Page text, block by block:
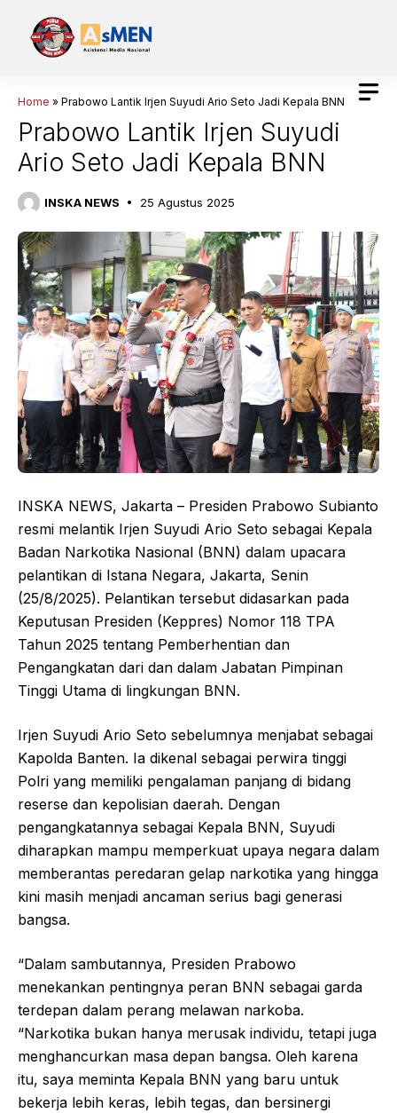
Home » Prabowo Lantik Irjen Suyudi Ario Seto Jadi Kepala BNN
Prabowo Lantik Irjen Suyudi
Ario Seto Jadi Kepala BNN
INSKA NEWS 25 Agustus 2025
INSKA NEWS, Jakarta – Presiden Prabowo Subianto
resmi melantik Irjen Suyudi Ario Seto sebagai Kepala
Badan Narkotika Nasional (BNN) dalam upacara
pelantikan di Istana Negara, Jakarta, Senin
(25/8/2025). Pelantikan tersebut didasarkan pada
Keputusan Presiden (Keppres) Nomor 118 TPA
Tahun 2025 tentang Pemberhentian dan
Pengangkatan dari dan dalam Jabatan Pimpinan
Tinggi Utama di lingkungan BNN.
Irjen Suyudi Ario Seto sebelumnya menjabat sebagai
Kapolda Banten. Ia dikenal sebagai perwira tinggi
Polri yang memiliki pengalaman panjang di bidang
reserse dan kepolisian daerah. Dengan
pengangkatannya sebagai Kepala BNN, Suyudi
diharapkan mampu memperkuat upaya negara dalam
memberantas peredaran gelap narkotika yang hingga
kini masih menjadi ancaman serius bagi generasi
bangsa.
“Dalam sambutannya, Presiden Prabowo
menekankan pentingnya peran BNN sebagai garda
terdepan dalam perang melawan narkoba.
“Narkotika bukan hanya merusak individu, tetapi juga
menghancurkan masa depan bangsa. Oleh karena
itu, saya meminta Kepala BNN yang baru untuk
bekerja lebih keras, lebih tegas, dan bersinergi